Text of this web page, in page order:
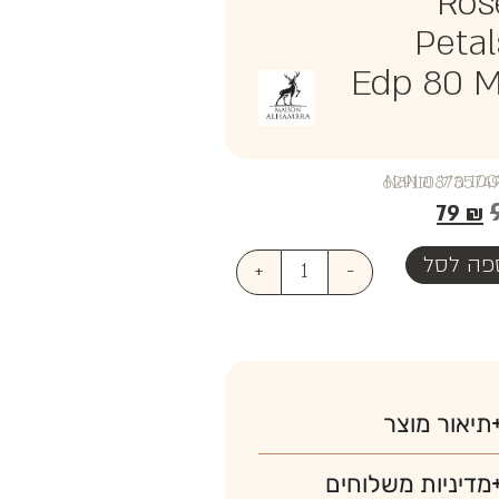
Edp 80
₪NaN
79 ₪
-
+ לסל
תיאור מוצר
מדיניות משלוחים